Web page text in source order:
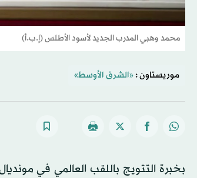
محمد وهبي المدرب الجديد لأسود الأطلس (إ.ب.أ)
موريستاون : «الشرق الأوسط»
بخبرة التتويج باللقب العالمي في